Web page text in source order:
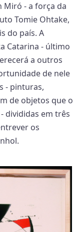
Miró - a força da
Tomie Ohtake,
do país. A
Catarina - último
a outros
de nele
- pinturas,
de objetos que o
divididas em três
os